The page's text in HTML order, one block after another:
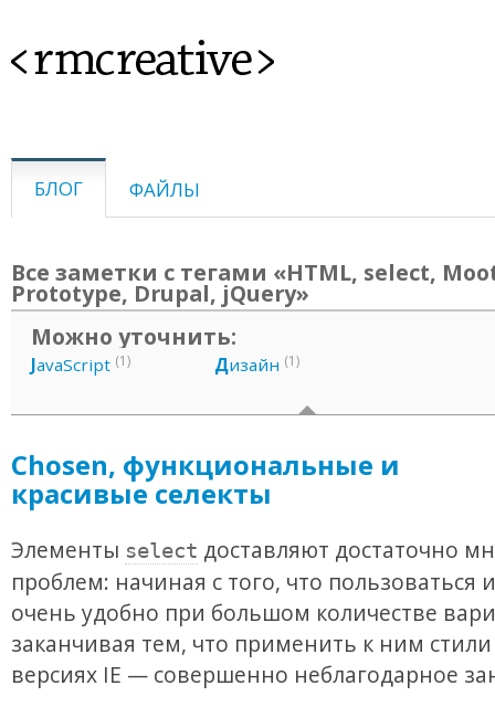
<rmcreative>
БЛОГ ФАЙЛЫ
Все заметки с тегами «HTML, select,
Prototype, Drupal, jQuery»
Можно уточнить:
JavaScript (1) Дизайн (1)
Chosen, функциональные и
красивые селекты
Элементы select доставляют достаточно
проблем: начиная с того, что пользоваться
очень удобно при большом количестве
заканчивая тем, что применить к ним
версиях IE — совершенно неблагодарное